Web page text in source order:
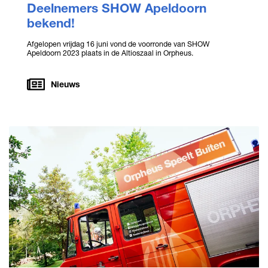
Deelnemers SHOW Apeldoorn
bekend!
Afgelopen vrijdag 16 juni vond de voorronde van SHOW
Apeldoorn 2023 plaats in de Altioszaal in Orpheus.
Nieuws